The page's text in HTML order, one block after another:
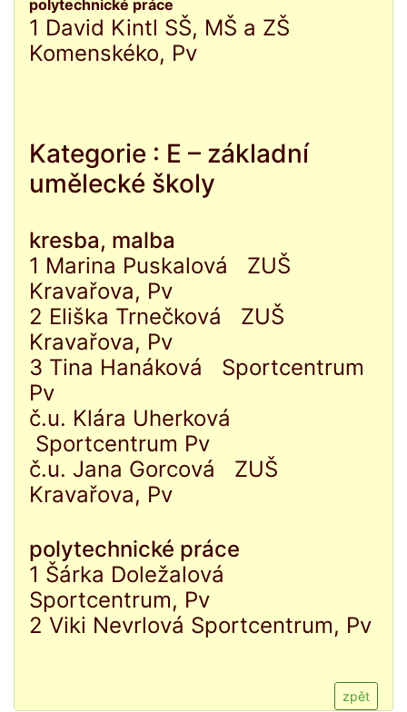
polytechnické práce
1 David Kintl SŠ, MŠ a ZŠ
Komenskéko, Pv
Kategorie : E – základní
umělecké školy
kresba, malba
1 Marina Puskalová ZUŠ
Kravařova, Pv
2 Eliška Trnečková ZUŠ
Kravařova, Pv
3 Tina Hanáková Sportcentrum
Pv
č.u. Klára Uherková
Sportcentrum Pv
č.u. Jana Gorcová ZUŠ
Kravařova, Pv
polytechnické práce
1 Šárka Doležalová
Sportcentrum, Pv
2 Viki Nevrlová Sportcentrum, Pv
zpět